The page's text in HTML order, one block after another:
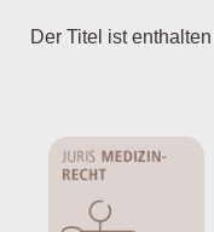
Der Titel ist